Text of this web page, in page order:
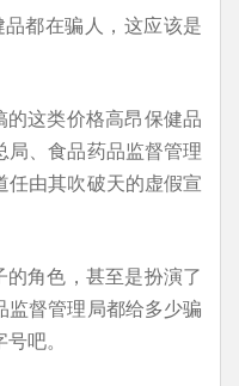
都在骗人，这应该是
这类价格高昂保健品
、食品药品监督管理
任由其吹破天的虚假宣
角色，甚至是扮演了
监督管理局都给多少骗
吧。